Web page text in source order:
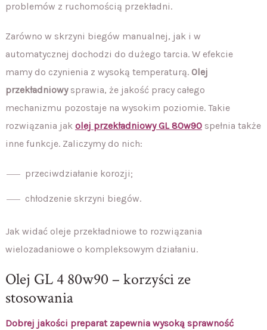
problemów z ruchomością przekładni.
Zarówno w skrzyni biegów manualnej, jak i w
automatycznej dochodzi do dużego tarcia. W efekcie
mamy do czynienia z wysoką temperaturą. Olej
przekładniowysprawia, że jakość pracy całego
mechanizmu pozostaje na wysokim poziomie. Takie
rozwiązania jak olej przekładniowy GL 80w90spełnia także
inne funkcje. Zaliczymy do nich:
przeciwdziałanie korozji;
chłodzenie skrzyni biegów.
Jak widać oleje przekładniowe to rozwiązania
wielozadaniowe o kompleksowym działaniu.
Olej GL 4 80w90 – korzyści ze
stosowania
Dobrej jakości preparat zapewnia wysoką sprawność